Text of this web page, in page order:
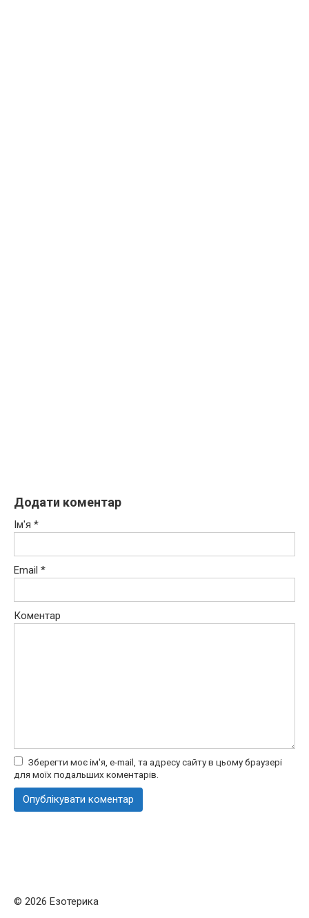
Додати коментар
Ім'я *
Email *
Коментар
Зберегти моє ім'я, e-mail, та адресу сайту в цьому браузері
для моїх подальших коментарів.
© 2026 Езотерика